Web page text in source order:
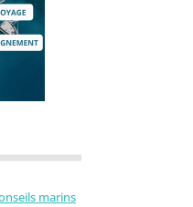
marins